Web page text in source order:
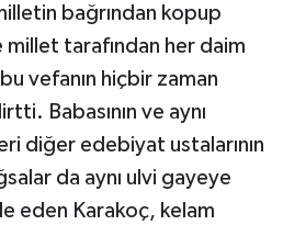
bağrından kopup
tarafından her daim
vefanın hiçbir zaman
Babasının ve aynı
diğer edebiyat ustalarının
da aynı ulvi gayeye
eden Karakoç, kelam